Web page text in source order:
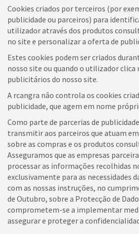
Cookies criados por terceiros (por
publicidade ou parceiros) para
utilizador através dos produtos
no site e personalizar a oferta de
Estes cookies podem ser criados
nosso site ou quando o utilizador clica
publicitários do nosso site.
A rcangra não controla os cookies
publicidade, que agem em nome
Como parte de parcerias de
transmitir aos parceiros que atuam em
sobre as compras e os produtos
Asseguramos que as empresas
processar as informações recolhidas
exclusivamente para as necessidades
com as nossas instruções, no
de Outubro, sobre a Protecção de
comprometem-se a implementar
assegurar e proteger a